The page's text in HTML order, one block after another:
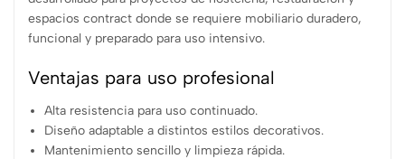
espacios contract donde se requiere mobiliario duradero,
funcional y preparado para uso intensivo.
Ventajas para uso profesional
Alta resistencia para uso continuado.
Diseño adaptable a distintos estilos decorativos.
Mantenimiento sencillo y limpieza rápida.